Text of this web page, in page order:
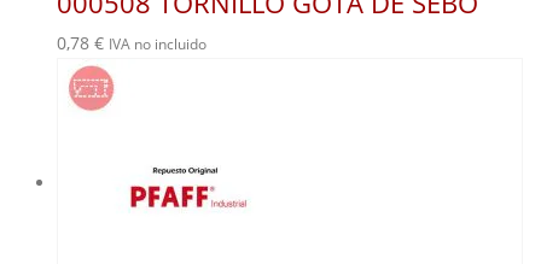
0,78 € IVA no incluido